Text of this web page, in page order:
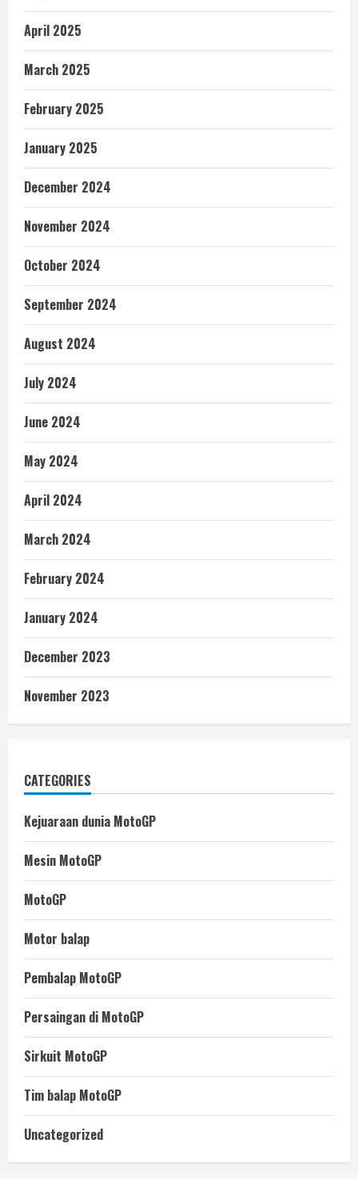
April 2025
March 2025
February 2025
January 2025
December 2024
November 2024
October 2024
September 2024
August 2024
July 2024
June 2024
May 2024
April 2024
March 2024
February 2024
January 2024
December 2023
November 2023
CATEGORIES
Kejuaraan dunia MotoGP
Mesin MotoGP
MotoGP
Motor balap
Pembalap MotoGP
Persaingan di MotoGP
Sirkuit MotoGP
Tim balap MotoGP
Uncategorized